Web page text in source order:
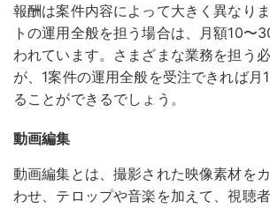
報酬は案件内容によって大きく異なり
トの運用全般を担う場合は、月額10〜
われています。さまざまな業務を担う
が、1案件の運用全般を受注できれば月
ることができるでしょう。
動画編集
動画編集とは、撮影された映像素材を
わせ、テロップや音楽を加えて、視聴